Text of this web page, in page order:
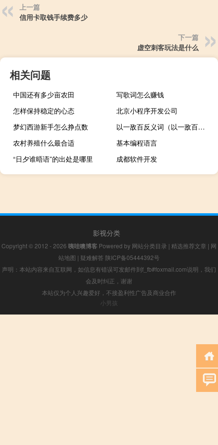
上一篇
信用卡取钱手续费多少
下一篇
虚空刺客玩法是什么
相关问题
中国还有多少亩农田
写歌词怎么赚钱
怎样保持稳定的心态
北京小程序开发公司
梦幻西游新手怎么挣点数
以一敌百反义词（以一敌百近义词）
农村养殖什么最合适
基本编程语言
“日夕谁晤语”的出处是哪里
成都软件开发
影视分类
Copyright © 2012 - 2026 咦哇噢博客 Powered by 网站分类目录 | 精选推荐文章 | 网
站地图 | 疑难解答 陕ICP备05444392号
声明：本站内容来自互联网，如信息有错误可发邮件到f_fb#foxmail.com说明，我们
会及时纠正，谢谢
本站仅为个人兴趣爱好，不接盈利性广告及商业合作
小男孩